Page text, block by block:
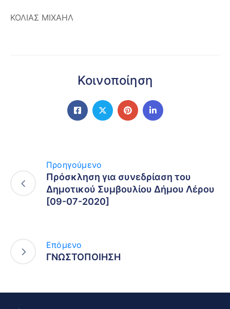
ΚΟΛΙΑΣ ΜΙΧΑΗΛ
Κοινοποίηση
Προηγούμενο
Πρόσκληση για συνεδρίαση του
Δημοτικού Συμβουλίου Δήμου Λέρου
[09-07-2020]
Επόμενο
ΓΝΩΣΤΟΠΟΙΗΣΗ